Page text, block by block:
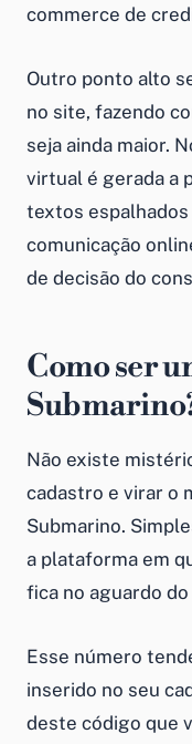
commerce de
Outro ponto alto
no site, fazendo
seja ainda maior.
virtual é gerada a
textos espalhados
comunicação
de decisão do
Como ser
Não existe
cadastro e virar o
Submarino.
a plataforma em
fica no aguardo
Esse número
inserido no seu
deste código que